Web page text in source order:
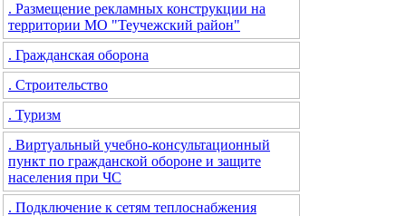
. Размещение рекламных конструкции на
территории МО "Теучежский район"
. Гражданская оборона
. Строительство
. Туризм
. Виртуальный учебно-консультационный
пункт по гражданской обороне и защите
населения при ЧС
. Подключение к сетям теплоснабжения